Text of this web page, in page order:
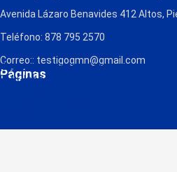
Avenida Lázaro Benavides 412 Altos,
Teléfono: 878 795 2570
Correo:: testigogmn@gmail.com
Páginas
¡Descarga nuestra App!
FM Globo
Radio